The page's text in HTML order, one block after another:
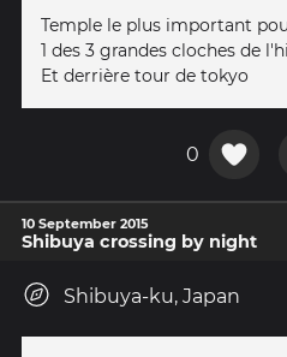
Temple le plus important
1 des 3 grandes cloches de
Et derrière tour de tokyo
0
10 September 2015
Shibuya crossing by night
Shibuya-ku, Japan